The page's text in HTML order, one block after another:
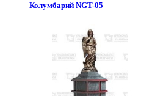
Колумбарий NGT-05